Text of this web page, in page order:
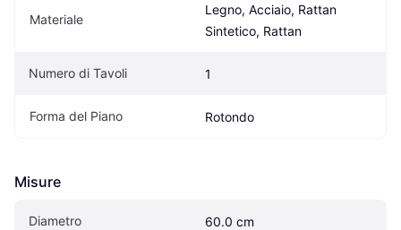
Materiale
Legno, Acciaio, Rattan
Sintetico, Rattan
Numero di Tavoli 1
Forma del Piano Rotondo
Misure
Diametro 60.0 cm